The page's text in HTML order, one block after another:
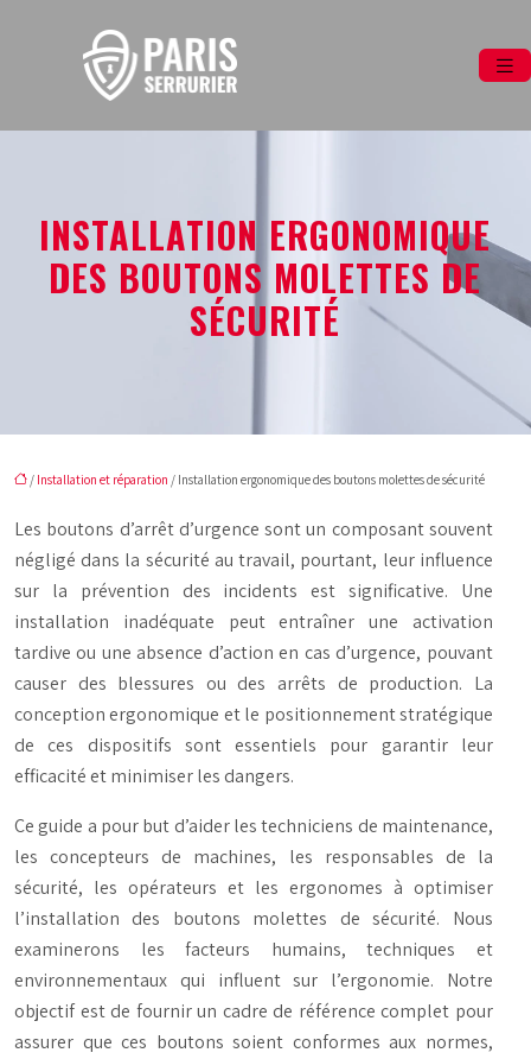
INSTALLATION ERGONOMIQUE
DES BOUTONS MOLETTES DE
SÉCURITÉ
/ Installation et réparation / Installation ergonomique des boutons molettes de sécurité
Les boutons d’arrêt d’urgence sont un composant souvent
négligé dans la sécurité au travail, pourtant, leur influence
sur la prévention des incidents est significative. Une
installation inadéquate peut entraîner une activation
tardive ou une absence d’action en cas d’urgence, pouvant
causer des blessures ou des arrêts de production. La
conception ergonomique et le positionnement stratégique
de ces dispositifs sont essentiels pour garantir leur
efficacité et minimiser les dangers.
Ce guide a pour but d’aider les techniciens de maintenance,
les concepteurs de machines, les responsables de la
sécurité, les opérateurs et les ergonomes à optimiser
l’installation des boutons molettes de sécurité. Nous
examinerons les facteurs humains, techniques et
environnementaux qui influent sur l’ergonomie. Notre
objectif est de fournir un cadre de référence complet pour
assurer que ces boutons soient conformes aux normes,